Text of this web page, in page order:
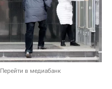
Перейти в медиабанк